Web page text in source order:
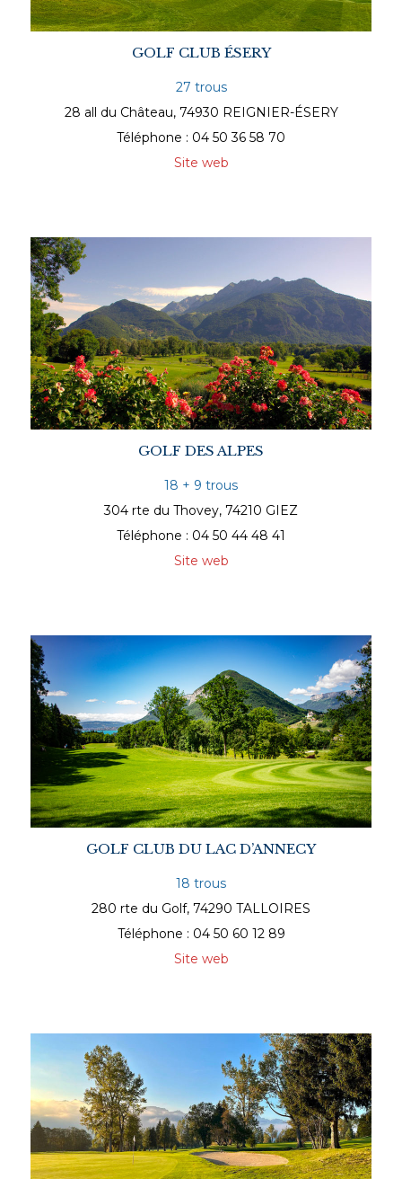
GOLF CLUB ÉSERY
27 trous
28 all du Château, 74930 REIGNIER-ÉSERY
Téléphone : 04 50 36 58 70
Site web
GOLF DES ALPES
18 + 9 trous
304 rte du Thovey, 74210 GIEZ
Téléphone : 04 50 44 48 41
Site web
GOLF CLUB DU LAC D’ANNECY
18 trous
280 rte du Golf, 74290 TALLOIRES
Téléphone : 04 50 60 12 89
Site web